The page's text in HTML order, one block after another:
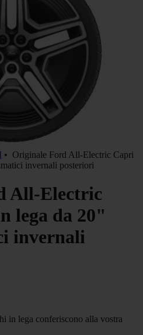
• Originale Ford All-Electric Capri
invernali posteriori
All-Electric
lega da 20"
invernali
in lega conferiscono alla vostra